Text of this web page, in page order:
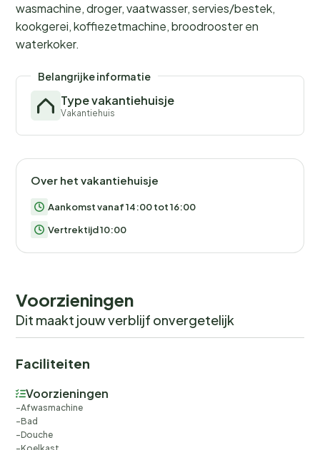
wasmachine, droger, vaatwasser, servies/bestek,
kookgerei, koffiezetmachine, broodrooster en
waterkoker.
Belangrijke informatie
Type vakantiehuisje
Vakantiehuis
Over het vakantiehuisje
Aankomst vanaf 14:00 tot 16:00
Vertrektijd 10:00
Voorzieningen
Dit maakt jouw verblijf onvergetelijk
Faciliteiten
Voorzieningen
Afwasmachine
Bad
Douche